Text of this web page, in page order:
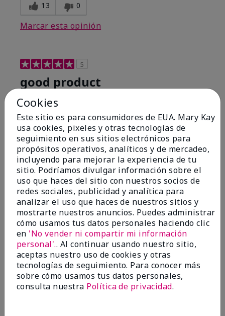
13 0
Marcar esta opinión
5
good product
EnviadoHace 8 meses
detexas
Evaluado en
marykay.com/en-us/
product
Mostrar Traducción
¿Le ha resultado útil esta
opinión?
8 0
Marcar esta opinión
5
Cookies
Este sitio es para consumidores de EUA. Mary Kay
usa cookies, pixeles y otras tecnologías de
seguimiento en sus sitios electrónicos para
propósitos operativos, analíticos y de mercadeo,
incluyendo para mejorar la experiencia de tu
sitio. Podríamos divulgar información sobre el
uso que haces del sitio con nuestros socios de
redes sociales, publicidad y analítica para
analizar el uso que haces de nuestros sitios y
mostrarte nuestros anuncios. Puedes administrar
cómo usamos tus datos personales haciendo clic
en 'No vender ni compartir mi información
personal'.. Al continuar usando nuestro sitio,
aceptas nuestro uso de cookies y otras
tecnologías de seguimiento. Para conocer más
sobre cómo usamos tus datos personales,
consulta nuestra Política de privacidad.